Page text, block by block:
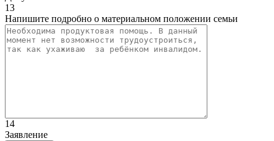
13
Напишите подробно о материальном положении семьи
14
Заявление